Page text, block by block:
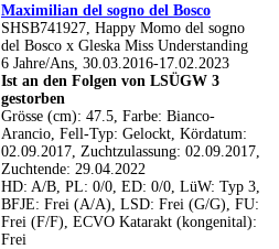
Maximilian del sogno del Bosco
SHSB741927, Happy Momo del sogno
del Bosco x Gleska Miss Understanding
6 Jahre/Ans, 30.03.2016-17.02.2023
Ist an den Folgen von LSÜGW 3
gestorben
Grösse (cm): 47.5, Farbe: Bianco-
Arancio, Fell-Typ: Gelockt, Kördatum:
02.09.2017, Zuchtzulassung: 02.09.2017,
Zuchtende: 29.04.2022
HD: A/B, PL: 0/0, ED: 0/0, LüW: Typ 3,
BFJE: Frei (A/A), LSD: Frei (G/G), FU:
Frei (F/F), ECVO Katarakt (kongenital):
Frei